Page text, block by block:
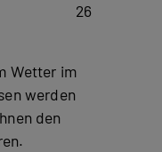
26
Wetter im
werden
den